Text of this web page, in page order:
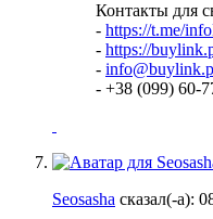
Контакты для
- https://t.me/
- https://
-
- +38 (099) 60-
Seosasha сказал(-а):